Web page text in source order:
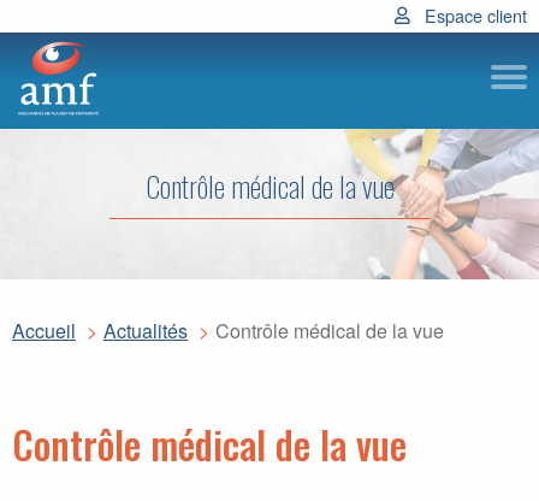
Espace client
Contrôle médical de la vue
Accueil Actualités Contrôle médical de la vue
Contrôle médical de la vue